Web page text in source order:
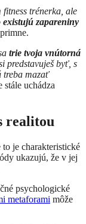
fitness trénerka, ale
existujú zapareniny
trie tvoja vnútorná
predstavuješ byť, s
treba mazať
uchádza
realitou
je charakteristické
ukazujú, že v jej
psychologické
metaforami môže